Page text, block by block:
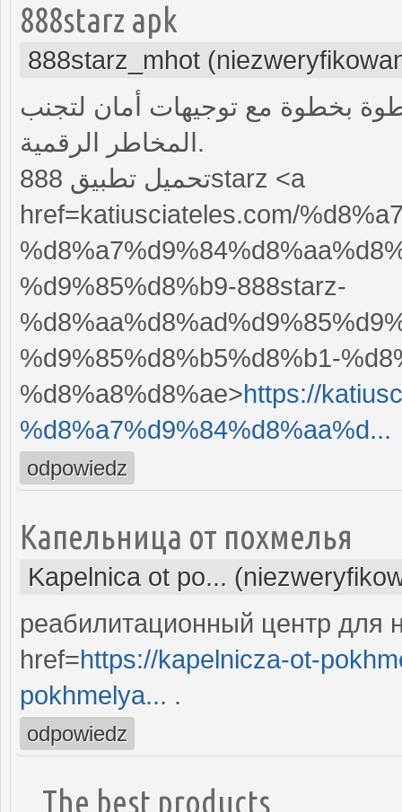
888starz apk
888starz_mhot
بخطوة مع توجيهات أمان لتجنب
المخاطر الرقمية.
تحميل تطبيق 888starz <a
href=katiusciateles.com/
%d9%85%d8%b9-888starz-
%d9%85%d8%b5%d8%b1-
%d8%a8%d8%ae>https://
%d8%a7%d9%84%d8%aa%d...
odpowiedz
Капельница от похмелья
Kapelnica ot po...
реабилитационный центр для
href=https://kapelnicza-ot-
pokhmelya... .
odpowiedz
The best products